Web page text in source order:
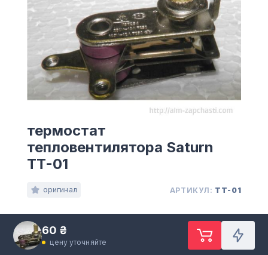
термостат
тепловентилятора Saturn
TT-01
оригинал АРТИКУЛ: TT-01
60 ₴
цену уточняйте